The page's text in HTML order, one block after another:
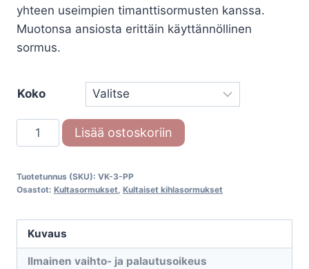
yhteen useimpien timanttisormusten kanssa.
Muotonsa ansiosta erittäin käyttännöllinen
sormus.
Koko
Kultakihla
VK-
PP
Lisää ostoskoriin
Tuotetunnus (SKU): VK-3-PP
Osastot: Kultasormukset, Kultaiset kihlasormukset
Kuvaus
Ilmainen vaihto- ja palautusoikeus